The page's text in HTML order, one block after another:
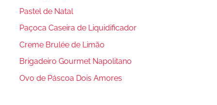
Pastel de Natal
Paçoca Caseira de Liquidificador
Creme Brulée de Limão
Brigadeiro Gourmet Napolitano
Ovo de Páscoa Dois Amores